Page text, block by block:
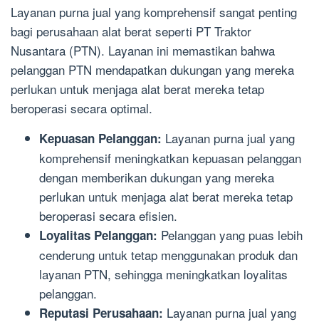
Layanan purna jual yang komprehensif sangat penting
bagi perusahaan alat berat seperti PT Traktor
Nusantara (PTN). Layanan ini memastikan bahwa
pelanggan PTN mendapatkan dukungan yang mereka
perlukan untuk menjaga alat berat mereka tetap
beroperasi secara optimal.
Kepuasan Pelanggan: Layanan purna jual yang
komprehensif meningkatkan kepuasan pelanggan
dengan memberikan dukungan yang mereka
perlukan untuk menjaga alat berat mereka tetap
beroperasi secara efisien.
Loyalitas Pelanggan: Pelanggan yang puas lebih
cenderung untuk tetap menggunakan produk dan
layanan PTN, sehingga meningkatkan loyalitas
pelanggan.
Reputasi Perusahaan: Layanan purna jual yang